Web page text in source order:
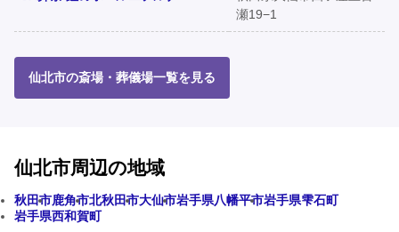
瀬19−1
仙北市の斎場・葬儀場一覧を見る
仙北市周辺の地域
秋田市鹿角市北秋田市大仙市岩手県八幡平市岩手県雫石町
岩手県西和賀町